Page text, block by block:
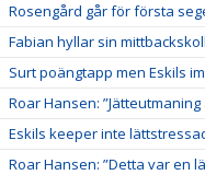
Rosengård går för första
Fabian hyllar sin
Surt poängtapp men Eskils
Roar Hansen:
Eskils keeper inte
Roar Hansen: ”Detta var en